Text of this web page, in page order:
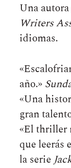
Una
Writers
idiomas.
año.»
«Una
gran
«El thriller
que leerás
la serie